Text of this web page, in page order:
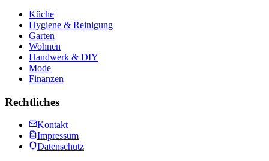
Küche
Hygiene & Reinigung
Garten
Wohnen
Handwerk & DIY
Mode
Finanzen
Rechtliches
Kontakt
Impressum
Datenschutz